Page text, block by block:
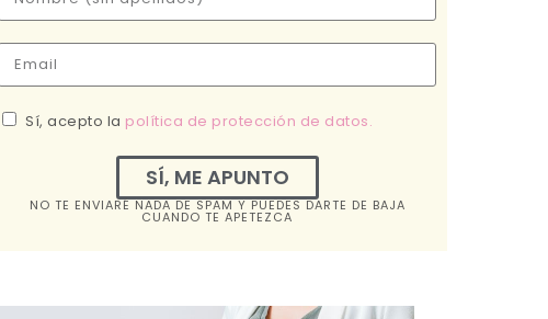
Sí, acepto la política de protección de datos.
SÍ, ME APUNTO
NO TE ENVIARÉ NADA DE SPAM Y PUEDES DARTE DE BAJA
CUANDO TE APETEZCA